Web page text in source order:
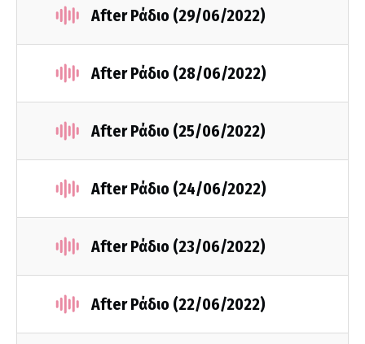
After Ράδιο (29/06/2022)
After Ράδιο (28/06/2022)
After Ράδιο (25/06/2022)
After Ράδιο (24/06/2022)
After Ράδιο (23/06/2022)
After Ράδιο (22/06/2022)